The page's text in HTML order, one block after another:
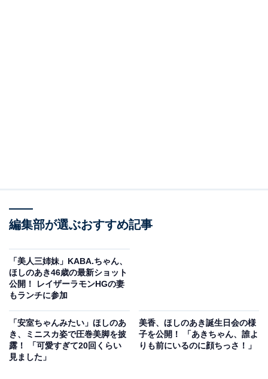
編集部が選ぶおすすめ記事
「美人三姉妹」KABA.ちゃん、
ほしのあき46歳の最新ショット
公開！ レイザーラモンHGの妻
もランチに参加
「安室ちゃんみたい」ほしのあ
き、ミニスカ姿で圧巻美脚を披
露！ 「可愛すぎて20回くらい
見ました」
美香、ほしのあき誕生日会の様
子を公開！ 「あきちゃん、誰よ
りも前にいるのに顔ちっさ！」